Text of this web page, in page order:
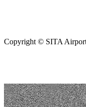
Copyright © SITA